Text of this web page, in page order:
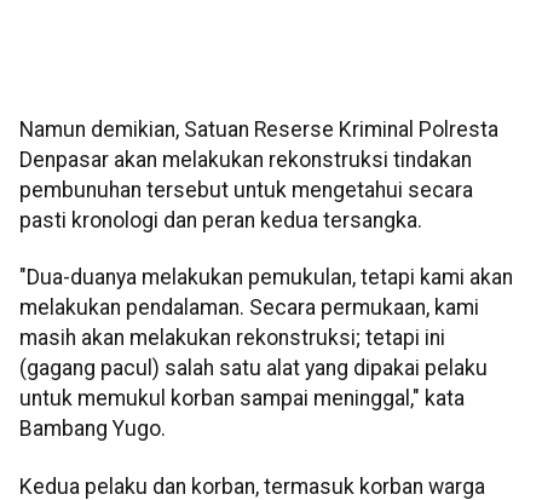
Namun demikian, Satuan Reserse Kriminal Polresta
Denpasar akan melakukan rekonstruksi tindakan
pembunuhan tersebut untuk mengetahui secara
pasti kronologi dan peran kedua tersangka.
"Dua-duanya melakukan pemukulan, tetapi kami akan
melakukan pendalaman. Secara permukaan, kami
masih akan melakukan rekonstruksi; tetapi ini
(gagang pacul) salah satu alat yang dipakai pelaku
untuk memukul korban sampai meninggal," kata
Bambang Yugo.
Kedua pelaku dan korban, termasuk korban warga